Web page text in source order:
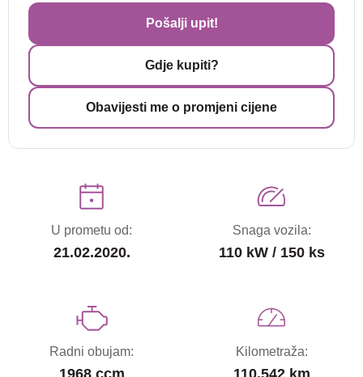
Pošalji upit!
Gdje kupiti?
Obavijesti me o promjeni cijene
U prometu od:
21.02.2020.
Snaga vozila:
110 kW / 150 ks
Radni obujam: Kilometraža: